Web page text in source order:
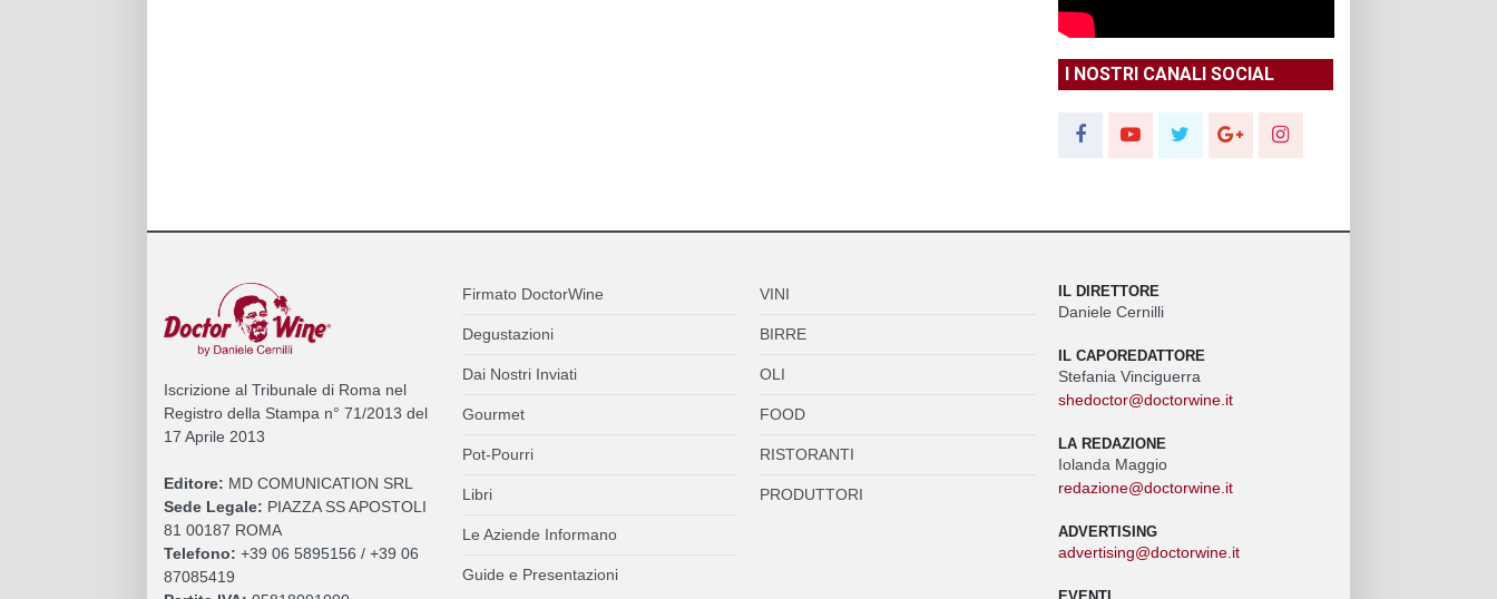
I NOSTRI CANALI SOCIAL
Iscrizione al Tribunale di Roma nel
Registro della Stampa n° 71/2013 del
17 Aprile 2013
Editore: MD COMUNICATION SRL
Sede Legale: PIAZZA SS APOSTOLI
81 00187 ROMA
Telefono: +39 06 5895156 / +39 06
87085419
Firmato DoctorWine
Degustazioni
Dai Nostri Inviati
Gourmet
Pot-Pourri
Libri
Le Aziende Informano
Guide e Presentazioni
VINI
BIRRE
OLI
FOOD
RISTORANTI
PRODUTTORI
IL DIRETTORE
Daniele Cernilli
IL CAPOREDATTORE
Stefania Vinciguerra
shedoctor@doctorwine.it
LA REDAZIONE
Iolanda Maggio
redazione@doctorwine.it
ADVERTISING
advertising@doctorwine.it